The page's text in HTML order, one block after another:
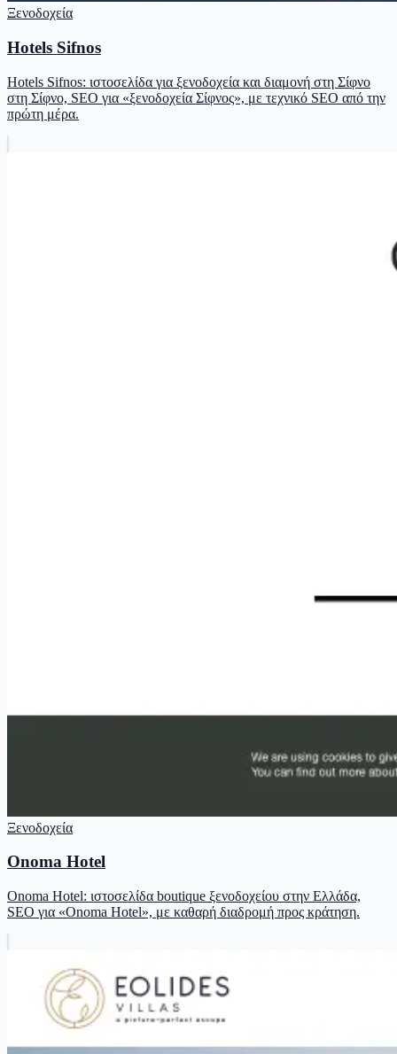
Ξενοδοχεία
Hotels Sifnos
Hotels Sifnos: ιστοσελίδα για ξενοδοχεία και διαμονή στη Σίφνο
στη Σίφνο, SEO για «ξενοδοχεία Σίφνος», με τεχνικό SEO από την
πρώτη μέρα.
Ξενοδοχεία
Onoma Hotel
Onoma Hotel: ιστοσελίδα boutique ξενοδοχείου στην Ελλάδα,
SEO για «Onoma Hotel», με καθαρή διαδρομή προς κράτηση.